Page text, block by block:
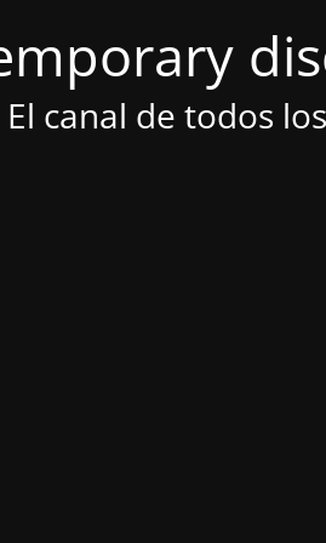
El canal de todos